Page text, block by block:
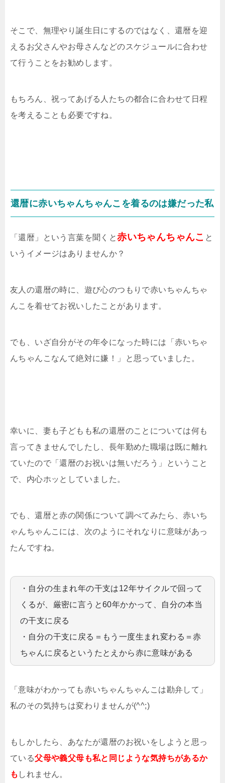
そこで、無理やり誕生日にするのではなく、還暦を迎
えるお父さんやお母さんなどのスケジュールに合わせ
て行うことをお勧めします。
もちろん、祝ってあげる人たちの都合に合わせて日程
を考えることも必要ですね。
還暦に赤いちゃんちゃんこを着るのは嫌だった私
「還暦」という言葉を聞くと赤いちゃんちゃんこ と
いうイメージはありませんか？
友人の還暦の時に、 遊び心のつもりで赤いちゃんちゃ
んこを着せてお祝いしたことがあります。
でも、いざ自分がその年令になった時には「 赤いちゃ
んちゃんこなんて絶対に嫌！
」と思っていました。
幸いに、妻も子どもも私の還暦のことについては何も
言ってきませんでしたし、長年勤めた職場は既に離れ
ていたので「還暦のお祝いは無いだろう」ということ
で、内心ホッとしていました。
でも、還暦と赤の関係について調べてみたら、赤いち
ゃんちゃんこには、次のようにそれなりに意味があっ
たんですね。
・自分の生まれ年の干支は12年サイクルで回って
くるが、厳密に言うと60年かかって、自分の本当
の干支に戻る
・自分の干支に戻る＝もう一度生まれ変わる＝赤
ちゃんに戻るというたとえから赤に意味がある
「意味がわかっても赤いちゃんちゃんこは勘弁して」
私のその気持ちは変わりませんが(^^;)
もしかしたら、あなたが還暦のお祝いをしようと思っ
ている父母や義父母も私と同じような気持ちがあるか
も しれません。